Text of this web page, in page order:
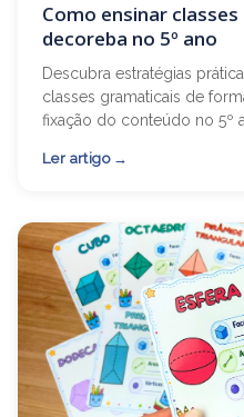
Como ensinar
decoreba no 5º ano
Descubra estratégias
classes gramaticais de
fixação do conteúdo no 5º
Ler artigo